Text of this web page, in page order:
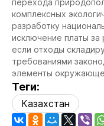
перехода
комплексных
разработку
исключение платы за
если отходы
требованиями
элементы
Теги:
Казахстан